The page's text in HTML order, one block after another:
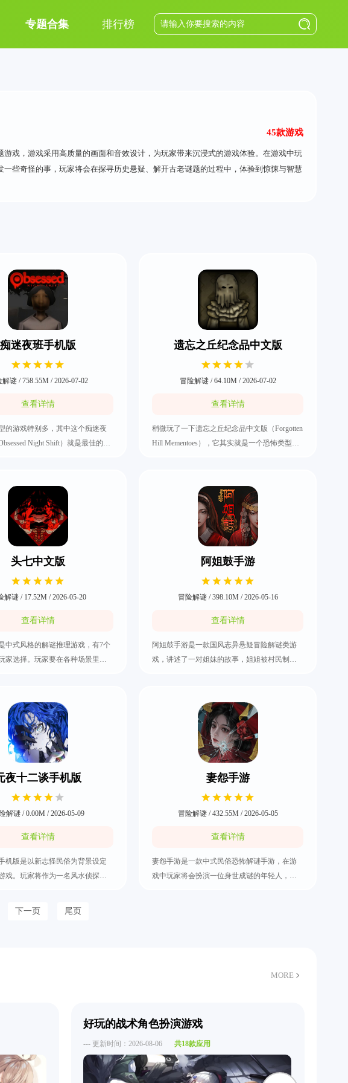
专题合集 排行榜
45款游戏
戏，游戏采用高质量的画面和音效设计，为玩家带来沉浸式的游戏体验。在游戏中玩
些奇怪的事，玩家将会在探寻历史悬疑、解开古老谜题的过程中，体验到惊悚与智慧
痴迷夜班手机版
解谜 / 758.55M / 2026-07-02
查看详情
的游戏特别多，其中这个痴迷夜
Night Shift）就是最佳的选
一些隐藏的秘密。在游戏里所做
会迈入不同的结局，而且这些剧
感觉到沉浸的，快来把痴迷夜班
遗忘之丘纪念品中文版
冒险解谜 / 64.10M / 2026-07-02
查看详情
稍微玩了一下遗忘之丘纪念品中文版（Forgotten
Hill Mementoes），它其实就是一个恐怖类型的
极其烧脑的。里面的恐怖氛围还是做得挺足
的，而且有着不同的章节能够挑战，有兴趣的
话就快来把遗忘之丘纪念品中文版下载好。
头七中文版
解谜 / 17.52M / 2026-05-20
查看详情
中式风格的解谜推理游戏，有7个
家选择。玩家要在各种场景里面
诡异的场景，胆小的玩家要小心
到。玩家解开全部线索之后就会
，结局是根据玩家最终解谜的选
阿姐鼓手游
冒险解谜 / 398.10M / 2026-05-16
查看详情
阿姐鼓手游是一款国风志异悬疑冒险解谜类游
戏，讲述了一对姐妹的故事，姐姐被村民制成
的点击与互动，好好利用手上所收集的道具物
品来解开难题，找出姐姐失踪的真相。
夜十二谈手机版
解谜 / 0.00M / 2026-05-09
查看详情
机版是以新志怪民俗为背景设定
戏。玩家将作为一名风水侦探，
妻怨手游
冒险解谜 / 432.55M / 2026-05-05
查看详情
妻怨手游是一款中式民俗恐怖解谜手游，在游
戏中玩家将会扮演一位身世成谜的年轻人，你
下一页 尾页
MORE
好玩的战术角色扮演游戏
--- 更新时间：2026-08-06 共18款应用